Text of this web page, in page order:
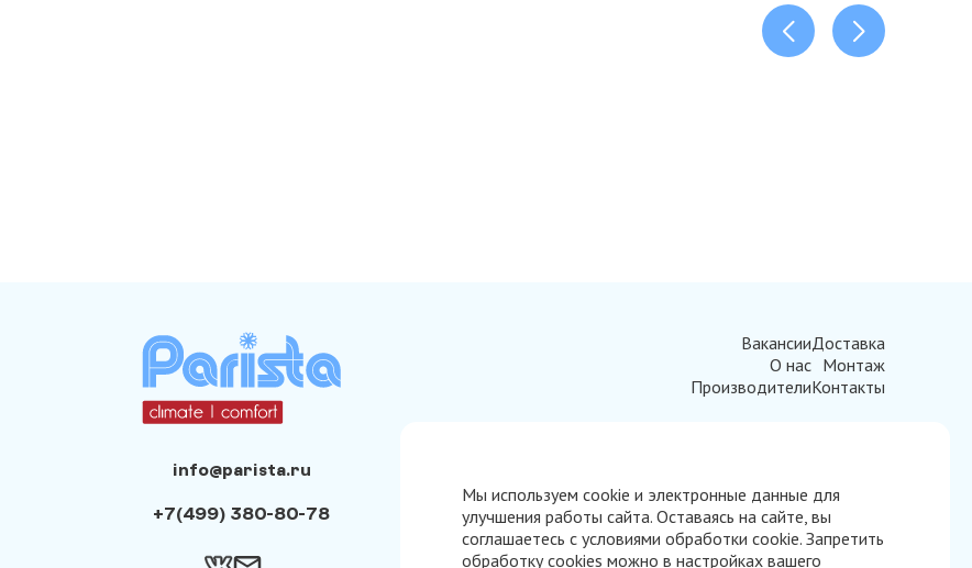
info@parista.ru
+7(499) 380-80-78
Вакансии
О нас
Производители
Доставка
Монтаж
Контакты
Мы используем cookie и электронные данные для
улучшения работы сайта. Оставаясь на сайте, вы
соглашаетесь с условиями обработки cookie. Запретить
обработку cookies можно в настройках вашего